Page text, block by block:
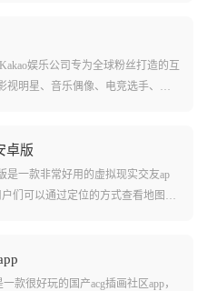
有人会知道，虽然名字听起来扎
居人群提供了一份实打实的安心，
体验一下。
娱乐公司专为全球粉丝打造的互
视明星、音乐偶像、电竞选手、动
直播、未公开影像等内容。支持多
发帖、评论互动、周边购买等服
国籍和语言限制，与志同道合的朋
卓版
是一款非常好用的虚拟现实交友ap
们可以通过定位的方式查看地图上
们的位置，适合在线下就交往比较
用!当然，这款软件也有社区功能，
款很好玩的国产acg插画社区app，